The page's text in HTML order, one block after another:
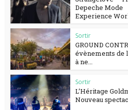
Depeche Mode
Experience
Sortir
GROUND
évènements de
à ne...
Sortir
L’Héritage
Nouveau